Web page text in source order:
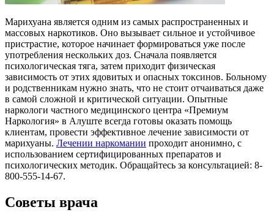
Марихуана является одним из самых распространенных и
массовых наркотиков. Оно вызывает сильное и устойчивое
пристрастие, которое начинает формироваться уже после
употребления нескольких доз. Сначала появляется
психологическая тяга, затем приходит физическая
зависимость от этих ядовитых и опасных токсинов. Больному
и родственникам нужно знать, что не стоит отчаиваться даже
в самой сложной и критической ситуации. Опытные
наркологи частного медицинского центра «Премиум
Наркология» в Алуште всегда готовы оказать помощь
клиентам, провести эффективное лечение зависимости от
марихуаны. Лечении наркомании проходит анонимно, с
использованием сертифицированных препаратов и
психологических методик. Обращайтесь за консультацией: 8-
800-555-14-67.
Советы врача